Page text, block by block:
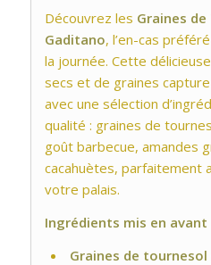
Découvrez les Graines
Gaditano, l’en-cas
la journée. Cette
secs et de graines capture
avec une sélection
qualité : graines de
goût barbecue, amandes
cacahuètes, parfaitement
votre palais.
Ingrédients mis en avant
Graines de